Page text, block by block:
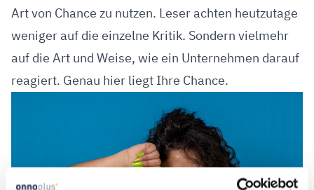
Art von Chance zu nutzen. Leser achten heutzutage
weniger auf die einzelne Kritik. Sondern vielmehr
auf die Art und Weise, wie ein Unternehmen darauf
reagiert. Genau hier liegt Ihre Chance.